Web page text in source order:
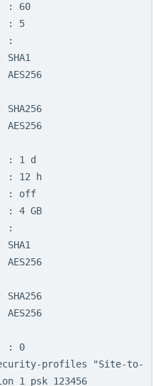
security-profiles "Site-to-